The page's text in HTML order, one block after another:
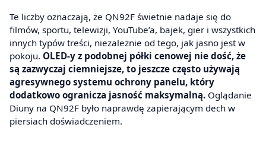
Te liczby oznaczają, że QN92F świetnie nadaje się do
filmów, sportu, telewizji, YouTube’a, bajek, gier i wszystkich
innych typów treści, niezależnie od tego, jak jasno jest w
pokoju. OLED-y z podobnej półki cenowej nie dość, że
są zazwyczaj ciemniejsze, to jeszcze często używają
agresywnego systemu ochrony panelu, który
dodatkowo ogranicza jasność maksymalną. Oglądanie
Diuny na QN92F było naprawdę zapierającym dech w
piersiach doświadczeniem.